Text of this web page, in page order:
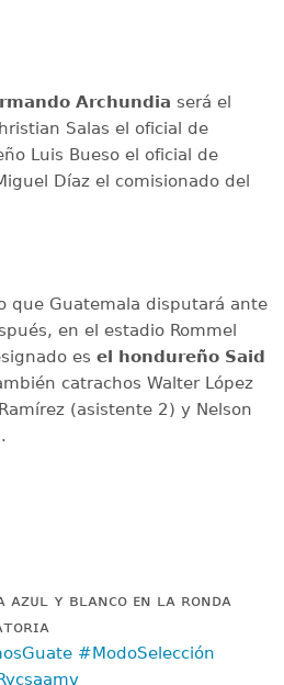
Archundia será el
Salas el oficial de
Luis Bueso el oficial de
Díaz el comisionado del
que Guatemala disputará ante
en el estadio Rommel
es el hondureño Said
catrachos Walter López
(asistente 2) y Nelson
ᴀᴢᴜʟ ʏ ʙʟᴀɴᴄᴏ ᴇɴ ʟᴀ ʀᴏɴᴅᴀ
#ModoSelección